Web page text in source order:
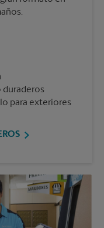
duraderos
para exteriores